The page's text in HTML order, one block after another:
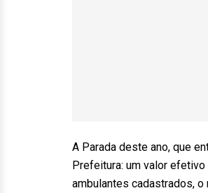
A Parada deste ano, que
Prefeitura: um valor
ambulantes cadastrados,